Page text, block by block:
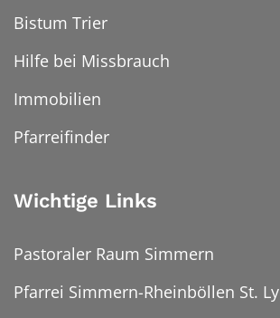
Bistum Trier
Hilfe bei Missbrauch
Immobilien
Pfarreifinder
Wichtige Links
Pastoraler Raum Simmern
Pfarrei Simmern-Rheinböllen St.